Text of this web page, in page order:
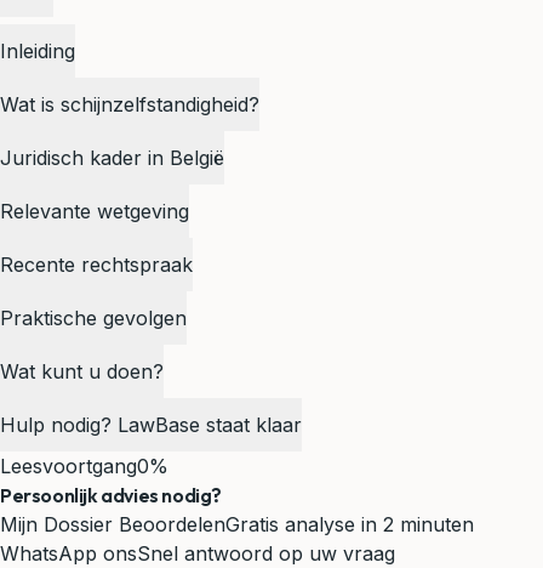
Inleiding
Wat is schijnzelfstandigheid?
Juridisch kader in België
Relevante wetgeving
Recente rechtspraak
Praktische gevolgen
Wat kunt u doen?
Hulp nodig? LawBase staat klaar
Leesvoortgang0%
Persoonlijk advies nodig?
Mijn Dossier BeoordelenGratis analyse in 2 minuten
WhatsApp onsSnel antwoord op uw vraag